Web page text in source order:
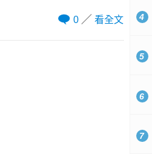
0
看全文 4
5
6
7